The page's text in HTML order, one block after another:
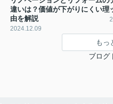
違いは？価値が下がりにくい理
由を解説
2024.12.09
もっ
ブログ